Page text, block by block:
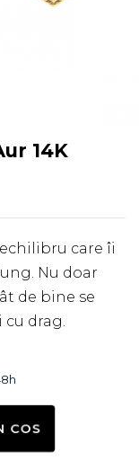
14K
care îi
Nu doar
de bine se
cu drag.
COS